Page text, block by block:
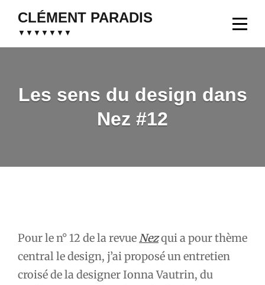
contenu
CLÉMENT PARADIS
▼▼▼▼▼▼▼
Les sens du design dans
Nez #12
Pour le n° 12 de la revue Nezqui a pour thème
central le design, j’ai proposé un entretien
croisé de la designer Ionna Vautrin, du
l’article